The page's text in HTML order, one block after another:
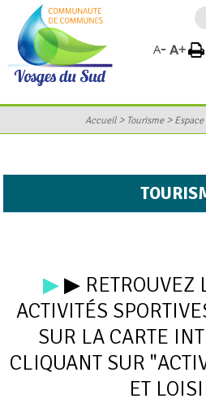
Accueil> Tourisme>
▶▶ RETROUVEZ
ACTIVITÉS
SUR LA CARTE
CLIQUANT SUR
ET